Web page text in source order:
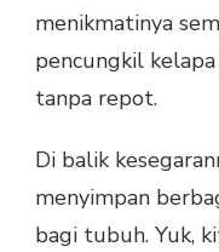
menikmatinya
pencungkil
tanpa repot.
Di balik
menyimpan
bagi tubuh. Yuk,